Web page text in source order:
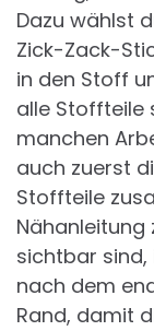
Dazu wählst
Zick-Zack-
in den Stoff
alle Stoffteile
manchen
auch zuerst
Stoffteile
Nähanleitung
sichtbar
nach dem
Rand, damit